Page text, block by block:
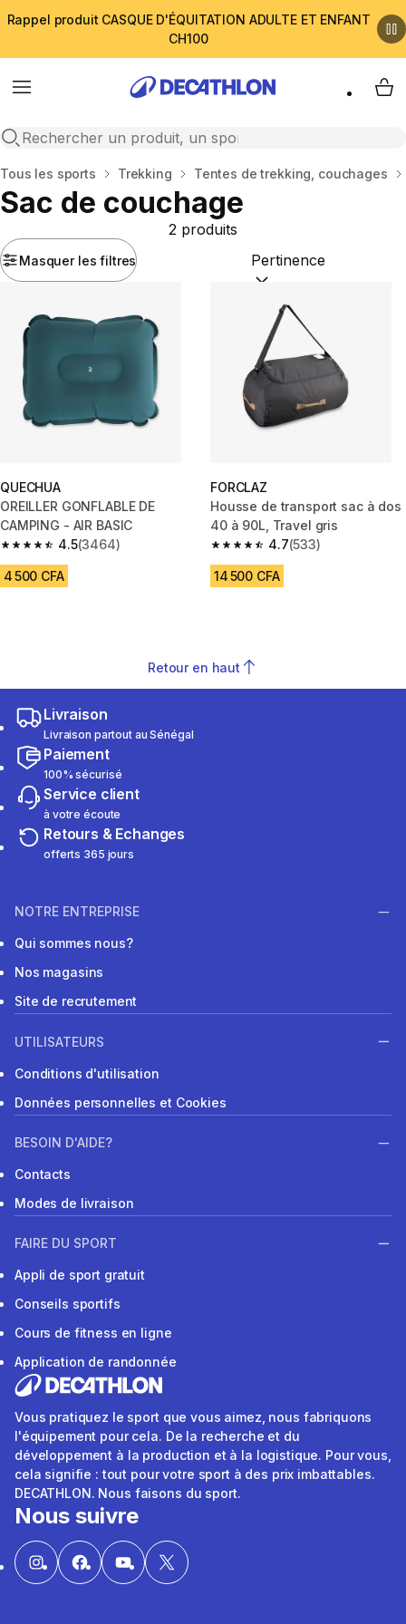
Rappel produit CASQUE D'ÉQUITATION ADULTE ET ENFANT
CH100
Menu
Open search
My
Accueil
Tous les sports Trekking Tentes de trekking, couchages
Sac de couchage
Masquer les filtres
2 produits
Trier par :(optional)
QUECHUA
OREILLER GONFLABLE DE
CAMPING - AIR BASIC
4.5
4.5 out of 5 stars from 3464 reviews
(3464)
4 500 CFA
FORCLAZ
Housse de transport sac à dos
40 à 90L, Travel gris
4.7
4.7 out of 5 stars from 533
(533)
14 500 CFA
Retour en haut
Livraison
Livraison partout au Sénégal
Paiement
100% sécurisé
Service client
à votre écoute
Retours & Echanges
offerts 365 jours
NOTRE ENTREPRISE
Qui sommes nous?
Nos magasins
Site de recrutement
UTILISATEURS
Conditions d'utilisation
Données personnelles et Cookies
BESOIN D'AIDE?
Contacts
Modes de livraison
FAIRE DU SPORT
Appli de sport gratuit
Conseils sportifs
Cours de fitness en ligne
Application de randonnée
Vous pratiquez le sport que vous aimez, nous fabriquons
l'équipement pour cela. De la recherche et du
développement à la production et à la logistique. Pour vous,
cela signifie : tout pour votre sport à des prix imbattables.
DECATHLON. Nous faisons du sport.
Nous suivre